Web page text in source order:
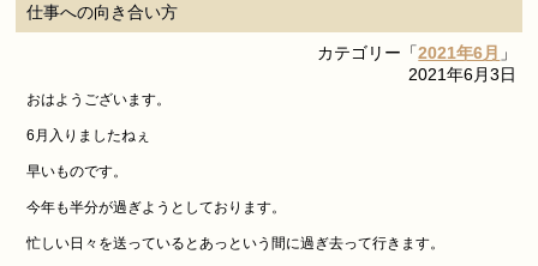
仕事への向き合い方
カテゴリー「2021年6月 」
2021年6月3日
おはようございます。
6月入りましたねぇ
早いものです。
今年も半分が過ぎようとしております。
忙しい日々を送っているとあっという間に過ぎ去って行きます。